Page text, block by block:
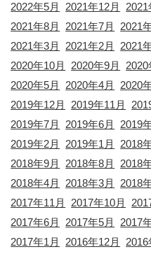
2022年5月
2021年12月 2021
2021年8月
2021年7月 2021
2021年3月
2021年2月 2021
2020年10月
2020年9月 2020
2020年5月
2020年4月 2020
2019年12月
2019年11月
2019年7月
2019年6月 2019
2019年2月
2019年1月 2018
2018年9月
2018年8月 2018
2018年4月
2018年3月 2018
2017年11月
2017年10月
2017年6月
2017年5月 2017
2017年1月
2016年12月 2016